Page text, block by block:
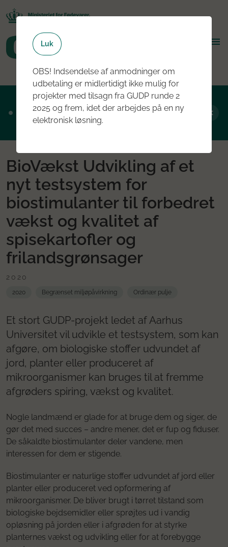
Ansøgningsrunde 2, 2026 er nu åben - læs
mere om rundens fokus her
BioVækst Udvikling af et
nyt testsystem for
biostimulanter til forbedret
vækst og kvalitet af
spisekartofler og
frilandsgrønsager
2020
2020 Begrænset miljøpåvirkning Ordinær pulje
Et stort GUDP-projekt ledet af Aarhus
Universitet vil udvikle et testsystem, som kan
afgøre, om biologiske stoffer udvundet af
jord, planter eller produceret af
mikroorganismer kan bruges til at fremme
afgrøders spiring, vækst og kvalitet.
Nogle landmænd er glade for at bruge dem og siger, de
gør det med succes – andre mener, det er fup og fiduser.
De såkaldte biostimulanter deler vandene, men
interessen for dem er stigende.
Biostimulanter er naturlige stoffer udvundet af jord eller
planter eller produceret ved opformering af
mikroorganismer. De bliver brugt i tørret tilstand som
biologiske bejdsemidler eller sprøjtes ud i vandig
opløsning på jorden eller i afgrøden for at styrke
planternes vækst og udvikling eller for at forebygge
Luk
OBS! Indsendelse af anmodninger om
udbetaling er midlertidigt ikke mulig for
projekter med tilsagn fra GUDP runde 2
2025 og frem, idet der arbejdes på en ny
elektronisk løsning.